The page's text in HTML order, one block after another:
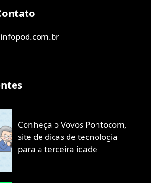
Conheça o Vovos Pontocom,
site de dicas de tecnologia
para a terceira idade